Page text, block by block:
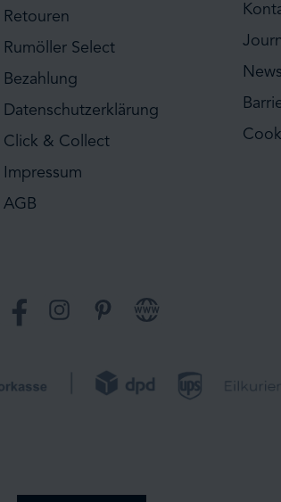
Retouren
Rumöller Select
Bezahlung
Datenschutzerklärung
Click & Collect
Impressum
AGB
FacebookInstagramPinterest Website